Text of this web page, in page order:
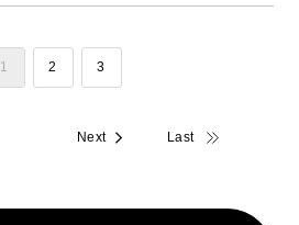
1 2 3
Next Last